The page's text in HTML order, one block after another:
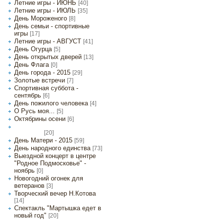
Летние игры - ИЮНЬ [40]
Летние игры - ИЮЛЬ [35]
День Мороженого [8]
День семьи - спортивные
игры [17]
Летние игры - АВГУСТ [41]
День Огурца [5]
День открытых дверей [13]
День Флага [0]
День города - 2015 [29]
Золотые встречи [7]
Спортивная суббота -
сентябрь [6]
День пожилого человека [4]
О Русь моя... [5]
Октябрины осени [6]
[20]
День Матери - 2015 [59]
День народного единства [73]
Выездной концерт в центре
"Родное Подмосковье" -
ноябрь [0]
Новогодний огонек для
ветеранов [3]
Творческий вечер Н.Котова
[14]
Спектакль "Мартышка едет в
новый год" [20]